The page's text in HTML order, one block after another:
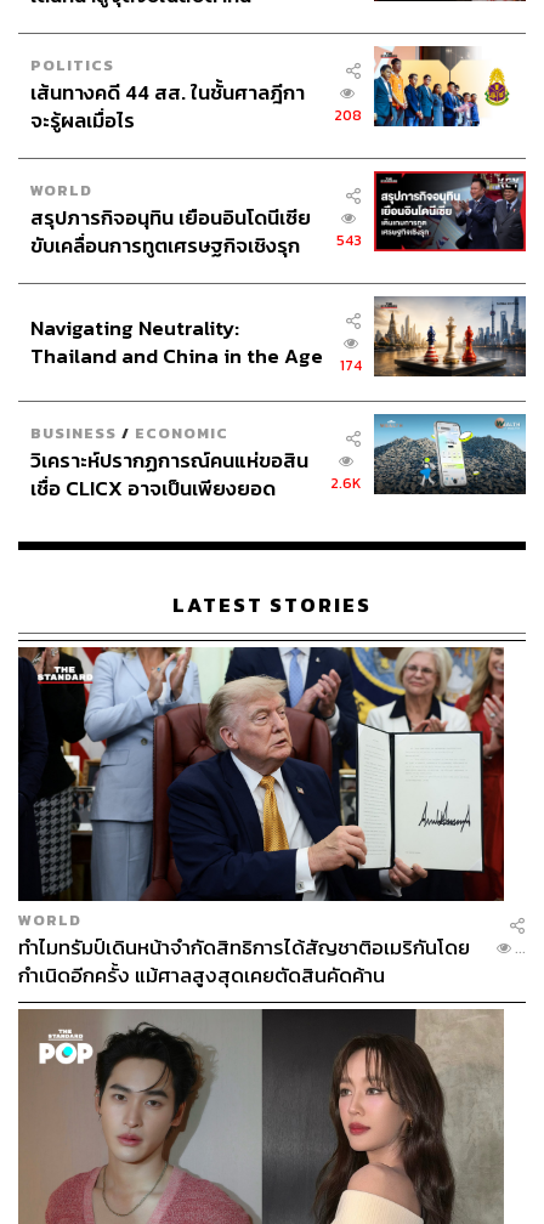
POLITICS
เส้นทางคดี 44 สส. ในชั้นศาลฎีกา
จะรู้ผลเมื่อไร
208
WORLD
สรุปภารกิจอนุทิน เยือนอินโดนีเซีย
ขับเคลื่อนการทูตเศรษฐกิจเชิงรุก
543
Navigating Neutrality:
Thailand and China in the Age
174
BUSINESS / ECONOMIC
วิเคราะห์ปรากฏการณ์คนแห่ขอสิน
เชื่อ CLICX อาจเป็นเพียงยอด
เรือนไทยที่ถูกซุกไว้
2.6K
LATEST STORIES
WORLD
ทำไมทรัมป์เดินหน้าจำกัดสิทธิการได้สัญชาติอเมริกันโดย
กำเนิดอีกครั้ง แม้ศาลสูงสุดเคยตัดสินคัดค้าน
...